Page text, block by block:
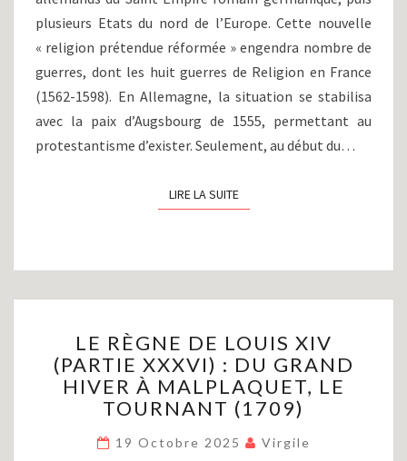
plusieurs Etats du nord de l’Europe. Cette nouvelle
« religion prétendue réformée » engendra nombre de
guerres, dont les huit guerres de Religion en France
(1562-1598). En Allemagne, la situation se stabilisa
avec la paix d’Augsbourg de 1555, permettant au
protestantisme d’exister. Seulement, au début du…
LIRE LA SUITELIRE LA SUITE
RÈGNE
DE
LOUIS
XIV
(PARTIE
XXXVI)
LE RÈGNE DE LOUIS XIV
(PARTIE XXXVI) : DU GRAND
HIVER À MALPLAQUET, LE
TOURNANT (1709)
19 Octobre 2025 Virgile